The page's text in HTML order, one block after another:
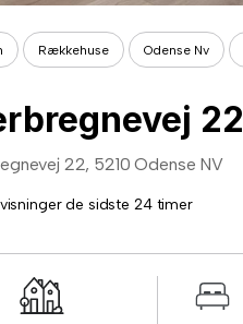
Rækkehuse Odense Nv
22
22, 5210 Odense NV
visninger de sidste 24 timer